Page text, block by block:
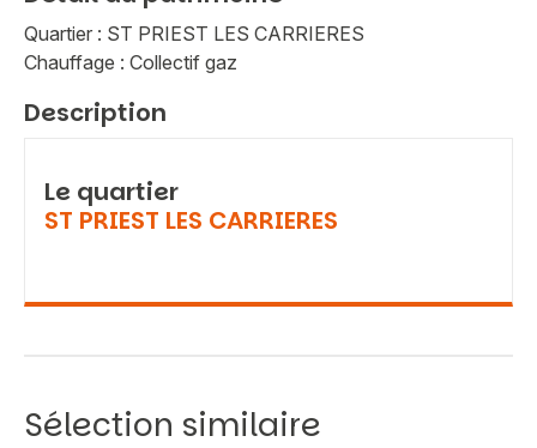
Quartier : ST PRIEST LES CARRIERES
Chauffage : Collectif gaz
Description
Le quartier
ST PRIEST LES CARRIERES
Sélection similaire